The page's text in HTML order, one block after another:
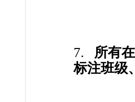
7.
所有
标注班级